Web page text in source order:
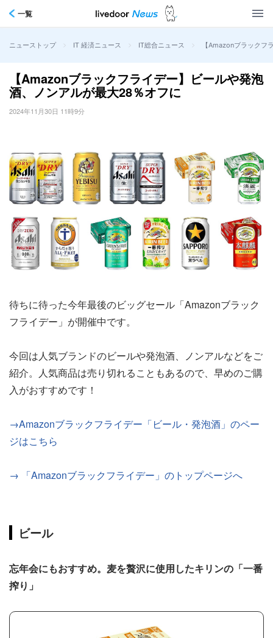
一覧
ニューストップ > IT 経済ニュース > IT総合ニュース > 【Amazonブラックフ
【Amazonブラックフライデー】ビールや発泡
酒、ノンアルが最大28％オフに
2024年11月30日 11時9分
待ちに待った今年最後のビッグセール「Amazonブラック
フライデー」が開催中です。
今回は人気ブランドのビールや発泡酒、ノンアルなどをご
紹介。人気商品は売り切れることもあるので、早めのご購
入がおすすめです！
→Amazonブラックフライデー「ビール・発泡酒」のペー
ジはこちら
→ 「Amazonブラックフライデー」のトップページへ
ビール
忘年会にもおすすめ。麦を贅沢に使用したキリンの「一番
搾り」